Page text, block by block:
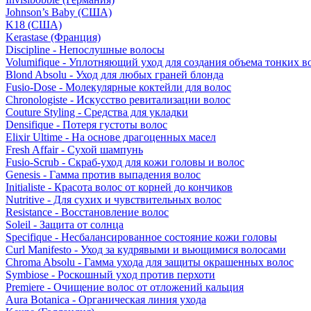
Johnson’s Baby (США)
K18 (США)
Kerastase (Франция)
Discipline - Непослушные волосы
Volumifique - Уплотняющий уход для создания объема тонких
Blond Absolu - Уход для любых граней блонда
Fusio-Dose - Молекулярные коктейли для волос
Chronologiste - Искусство ревитализации волос
Couture Styling - Средства для укладки
Densifique - Потеря густоты волос
Elixir Ultime - На основе драгоценных масел
Fresh Affair - Сухой шампунь
Fusio-Scrub - Скраб-уход для кожи головы и волос
Genesis - Гамма против выпадения волос
Initialiste - Красота волос от корней до кончиков
Nutritive - Для сухих и чувствительных волос
Resistance - Восстановление волос
Soleil - Защита от солнца
Specifique - Несбалансированное состояние кожи головы
Curl Manifesto - Уход за кудрявыми и вьющимися волосами
Chroma Absolu - Гамма ухода для защиты окрашенных волос
Symbiose - Роскошный уход против перхоти
Premiere - Очищение волос от отложений кальция
Aura Botanica - Органическая линия ухода